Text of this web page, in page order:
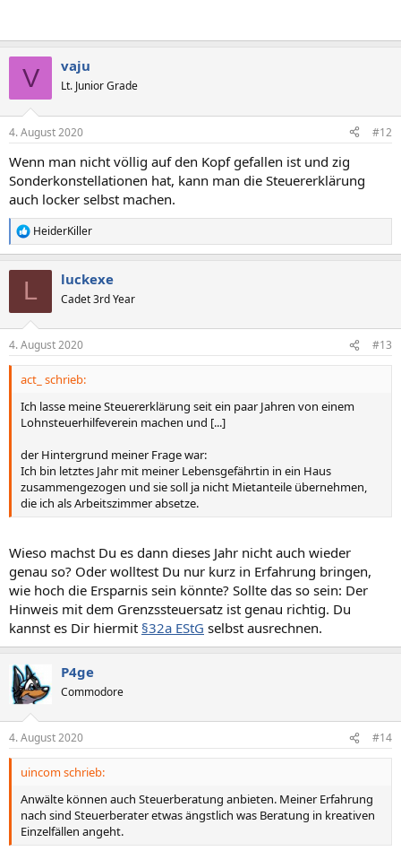
V vaju
Lt. Junior Grade
4. August 2020 #12
Wenn man nicht völlig auf den Kopf gefallen ist und zig
Sonderkonstellationen hat, kann man die Steuererklärung
auch locker selbst machen.
R
e
e
n
HeiderKiller
L luckexe
Cadet 3rd Year
4. August 2020 #13
act_ schrieb:
Ich lasse meine Steuererklärung seit ein paar Jahren von einem
Lohnsteuerhilfeverein machen und [...]
der Hintergrund meiner Frage war:
Ich bin letztes Jahr mit meiner Lebensgefährtin in ein Haus
zusammengezogen und sie soll ja nicht Mietanteile übernehmen,
die ich als Arbeitszimmer absetze.
Wieso machst Du es dann dieses Jahr nicht auch wieder
genau so? Oder wolltest Du nur kurz in Erfahrung bringen,
wie hoch die Ersparnis sein könnte? Sollte das so sein: Der
Hinweis mit dem Grenzssteuersatz ist genau richtig. Du
kannst es Dir hiermit §32a EStG selbst ausrechnen.
P4ge
Commodore
4. August 2020 #14
uincom schrieb:
Anwälte können auch Steuerberatung anbieten. Meiner Erfahrung
nach sind Steuerberater etwas ängstlich was Beratung in kreativen
Einzelfällen angeht.